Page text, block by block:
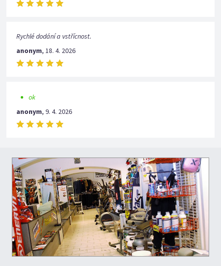
Rychlé dodání a vstřícnost.
anonym,18. 4. 2026
ok
anonym,9. 4. 2026